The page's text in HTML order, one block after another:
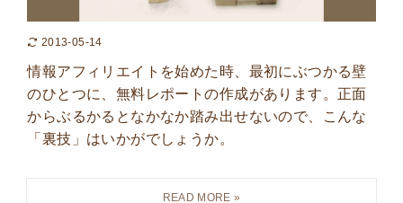
2013-05-14
情報アフィリエイトを始めた時、最初にぶつかる壁
のひとつに、無料レポートの作成があります。正面
からぶるかるとなかなか踏み出せないので、こんな
「裏技」はいかがでしょうか。